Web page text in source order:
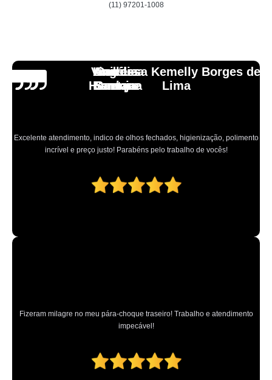
farol de milha universal preço Suzano
onde comprar farol de milha Mairiporã
farol novo Barro Branco
onde vende farol traseiro Alto do Pari
farol de carro Vila Gustavo
onde vende farol de led redondo Grande São Paulo
onde comprar farol traseiro Pompéia
onde comprar farol novo Jardim Santa Cruz
(11) 97201-1008
Angélica
Santana
Excelente atendimento, indico de olhos fechados, higienização, polimento
incrível e preço justo! Parabéns pelo trabalho de vocês!
Andressa Kemelly Borges de
Lima
Fizeram milagre no meu pára-choque traseiro! Trabalho e atendimento
impecável!
Carlos
Henrique
Vinicius
Laranja
Lourdes
Santoro